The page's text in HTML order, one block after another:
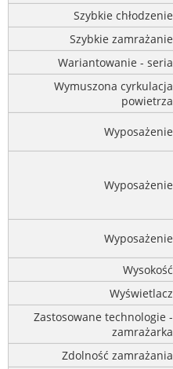
Szybkie chłodzenie
Szybkie zamrażanie
Wariantowanie - seria
Wymuszona cyrkulacja
powietrza
Wyposażenie
Wyposażenie
Wyposażenie
Wysokość
Wyświetlacz
Zastosowane technologie -
zamrażarka
Zdolność zamrażania